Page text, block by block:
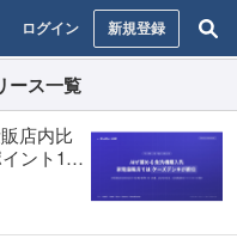
ログイン 新規登録
ース一覧
店内比
ント184